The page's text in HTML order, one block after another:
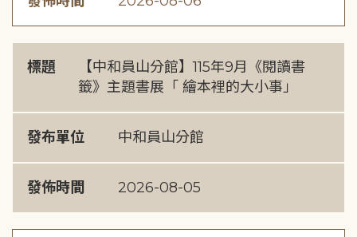
標題
【中和員山分館】115年9月《閱讀書
籤》主題書展「 繪本裡的大小事」
發布單位 中和員山分館
發佈時間 2026-08-05